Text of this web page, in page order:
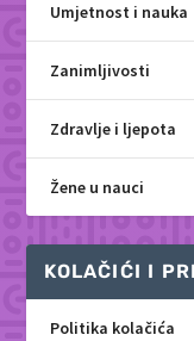
Umjetnost i nauka
Zanimljivosti
Zdravlje i ljepota
Žene u nauci
KOLAČIĆI I
Politika kolačića